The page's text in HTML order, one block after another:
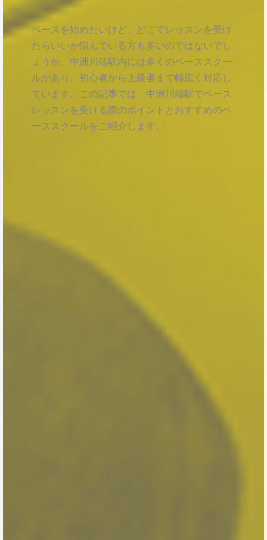
ベースを始めたいけど、どこでレッスンを受け
たらいいか悩んでいる方も多いのではないでし
ょうか。中洲川端駅内には多くのベーススクー
ルがあり、初心者から上級者まで幅広く対応し
ています。この記事では、中洲川端駅でベース
レッスンを受ける際のポイントとおすすめのベ
ーススクールをご紹介します。